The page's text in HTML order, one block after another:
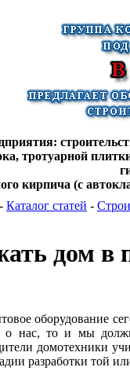
тротуарной
кирпича (с
- Каталог статей -
дом в
оборудование
о нас, то и мы
домотехники
разработки той